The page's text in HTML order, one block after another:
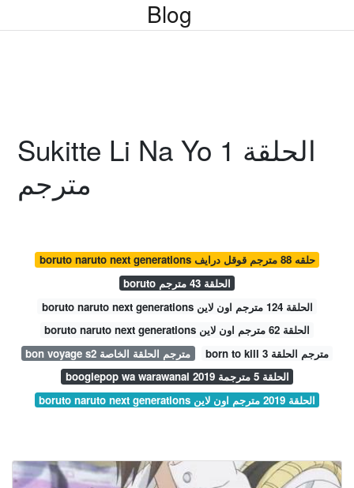
Blog
Sukitte Li Na Yo الحلقة 1
مترجم
boruto naruto next generations حلقه 88 مترجم قوقل درايف
boruto الحلقة 43 مترجم
boruto naruto next generations الحلقة 124 مترجم اون لاين
boruto naruto next generations الحلقة 62 مترجم اون لاين
bon voyage s2 مترجم الحلقة الخاصة
born to kill مترجم الحلقة 3
boogiepop wa warawanai 2019 الحلقة 5 مترجمة
boruto naruto next generations الحلقة 2019 مترجم اون لاين